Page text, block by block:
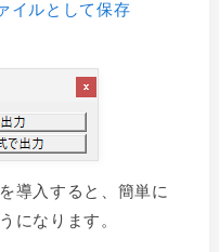
イルとして保存
導入すると、簡単に
になります。